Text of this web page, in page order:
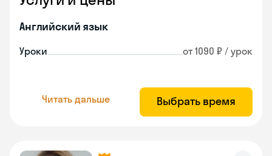
Английский язык
Уроки от 1090 ₽ / урок
Читать дальше Выбрать время